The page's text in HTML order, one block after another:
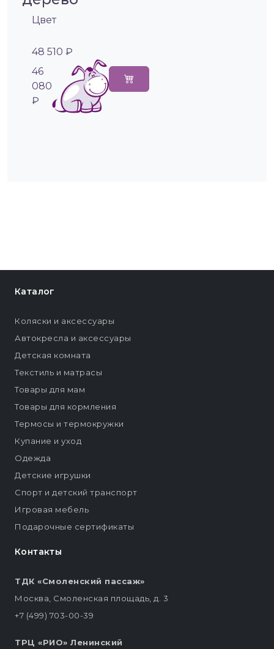
Цвет
48 510 ₽
46
080
₽
Контакты
ТДК «Смоленский пассаж»
Москва, Смоленская площадь, д. 3
+7 (499) 703-00-39
ТРЦ «РИО» Ленинский
Каталог
Коляски и аксессуары
Автокресла и аксессуары
Детская комната
Текстиль и матрасы
Товары для мам
Товары для кормления
Термосы и термокружки
Купание и уход
Одежда
Детские игрушки
Спорт и детский транспорт
Игровая мебель
Подарочные сертификаты